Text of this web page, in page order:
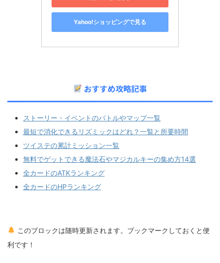
Yahoo!ショッピングで見る
おすすめ攻略記事
ストーリー・イベントのバトルやマップ一覧
最短で消化できるリズミックはどれ？一覧と所要時間
ツイステの累計ミッション一覧
無料でゲットできる魔法石やマジカルキーの集め方14選
全カードのATKランキング
全カードのHPランキング
このブロックは随時更新されます。ブックマークしておくと便
利です！